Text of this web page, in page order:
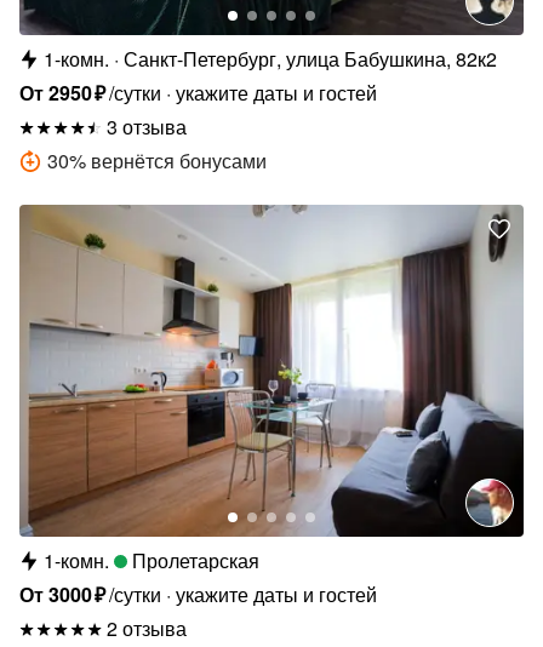
1-комн. Санкт-Петербург, улица Бабушкина, 82к2
От2950₽/сутки укажите даты и гостей
3 отзыва
30% вернётся бонусами
1-комн.
Пролетарская
От3000₽/сутки укажите даты и гостей
2 отзыва